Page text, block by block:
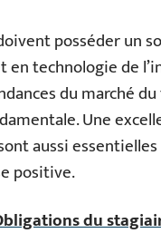
posséder un
technologie de
du marché
Une
aussi
positive.
du